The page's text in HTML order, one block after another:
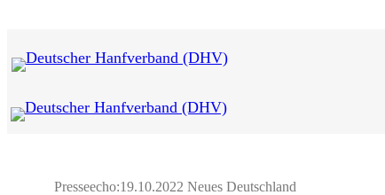
springen
Presseecho:19.10.2022 Neues Deutschland